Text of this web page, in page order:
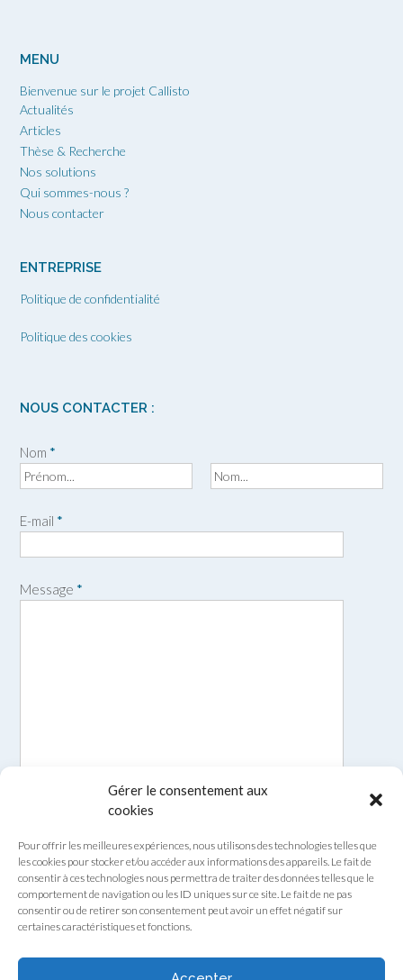
Gérer le consentement aux
cookies
Pour offrir les meilleures expériences, nous utilisons des technologies telles que
les cookies pour stocker et/ou accéder aux informations des appareils. Le fait de
consentir à ces technologies nous permettra de traiter des données telles que le
comportement de navigation ou les ID uniques sur ce site. Le fait de ne pas
consentir ou de retirer son consentement peut avoir un effet négatif sur
certaines caractéristiques et fonctions.
MENU
Bienvenue sur le projet Callisto
Actualités
Articles
Thèse & Recherche
Nos solutions
Qui sommes-nous ?
Nous contacter
ENTREPRISE
Politique de confidentialité
Politique des cookies
NOUS CONTACTER :
Nom *
é
E-mail *
Message *